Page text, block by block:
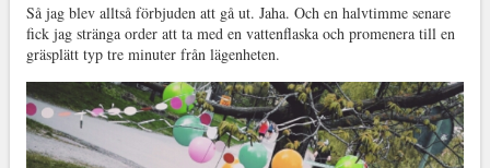
Så jag blev alltså förbjuden att gå ut. Jaha. Och en halvtimme senare
fick jag stränga order att ta med en vattenflaska och promenera till en
gräsplätt typ tre minuter från lägenheten.